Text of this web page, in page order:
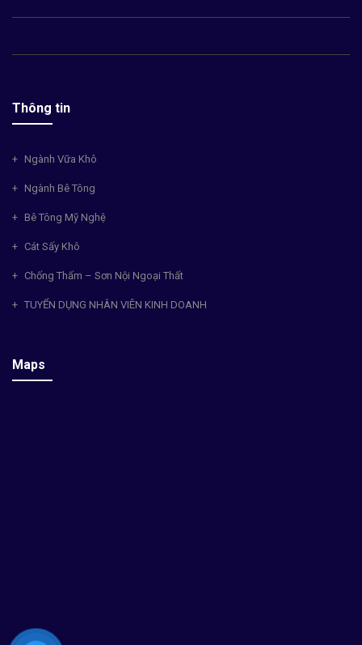
Thông tin
Ngành Vữa Khô
Ngành Bê Tông
Bê Tông Mỹ Nghệ
Cát Sấy Khô
Chống Thấm – Sơn Nội Ngoại Thất
TUYỂN DỤNG NHÂN VIÊN KINH DOANH
Maps